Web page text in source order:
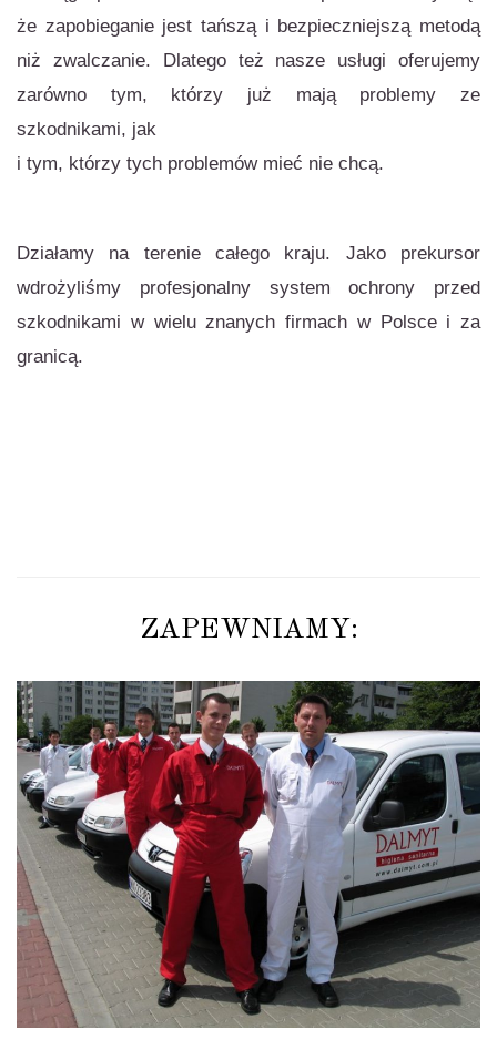
że zapobieganie jest tańszą i bezpieczniejszą metodą
niż zwalczanie. Dlatego też nasze usługi oferujemy
zarówno tym, którzy już mają problemy ze
szkodnikami, jak
i tym, którzy tych problemów mieć nie chcą.
Działamy na terenie całego kraju. Jako prekursor
wdrożyliśmy profesjonalny system ochrony przed
szkodnikami w wielu znanych firmach w Polsce i za
granicą.
ZAPEWNIAMY: